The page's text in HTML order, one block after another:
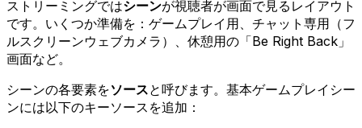
ストリーミングではシーンが視聴者が画面で見るレイアウト
です。いくつか準備を：ゲームプレイ用、チャット専用（フ
ルスクリーンウェブカメラ）、休憩用の「Be Right Back」
画面など。
シーンの各要素をソースと呼びます。基本ゲームプレイシー
ンには以下のキーソースを追加：